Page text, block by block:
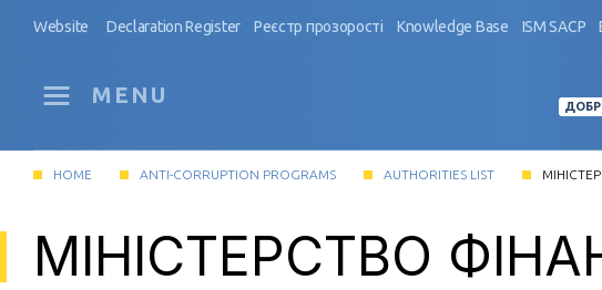
Website Declaration Register Реєстр прозорості Knowledge Base ISM SACP
MENU
HOME ANTI-CORRUPTION PROGRAMS AUTHORITIES LIST
МІНІСТЕРСТВО